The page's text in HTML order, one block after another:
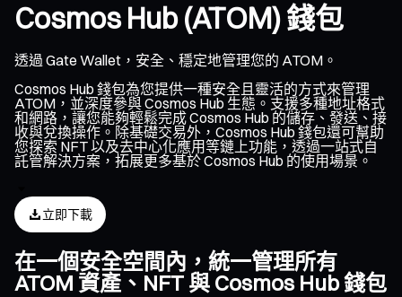
Cosmos Hub (ATOM) 錢包
透過 Gate Wallet，安全、穩定地管理您的 ATOM。
Cosmos Hub 錢包為您提供一種安全且靈活的方式來管理
ATOM，並深度參與 Cosmos Hub 生態。支援多種地址格式
和網路，讓您能夠輕鬆完成 Cosmos Hub 的儲存、發送、接
收與兌換操作。除基礎交易外，Cosmos Hub 錢包還可幫助
您探索 NFT 以及去中心化應用等鏈上功能，透過一站式自
託管解決方案，拓展更多基於 Cosmos Hub 的使用場景。
立即下載
在一個安全空間內，統一管理所有
ATOM 資產、NFT 與 Cosmos Hub 錢包